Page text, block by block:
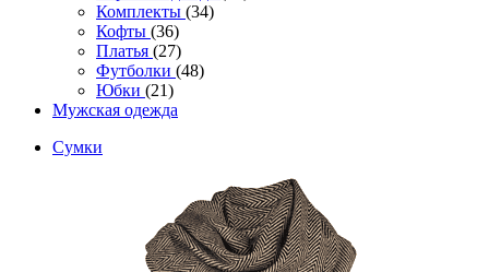
Комплекты (34)
Кофты (36)
Платья (27)
Футболки (48)
Юбки (21)
Мужская одежда
Сумки